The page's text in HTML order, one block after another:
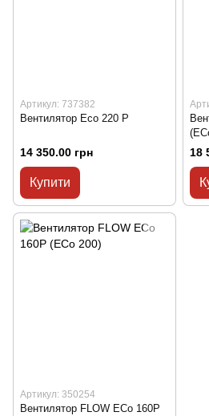
Артикул: 737382
Вентилятор Eсо 220 P
14 350.00 грн
Купити
18
Артикул: 350254
Вентилятор FLOW ECo 160P